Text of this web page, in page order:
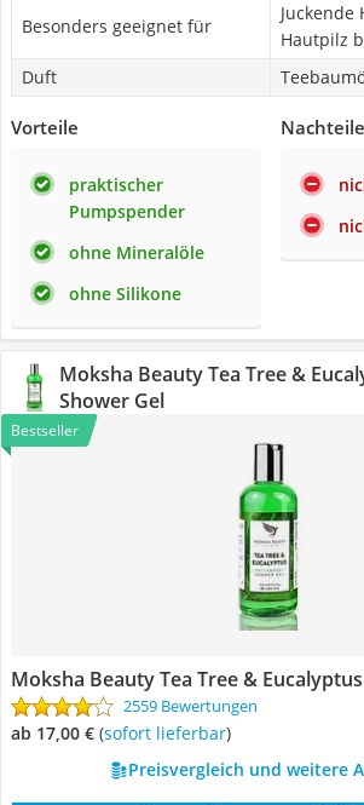
Besonders geeignet für
Juckende
Hautpilz
Duft
Vorteile
praktischer
Pumpspender
ohne Mineralöle
ohne Silikone
Nachteile
Moksha Beauty Tea Tree &
Shower Gel
Bestseller
Moksha Beauty Tea Tree &
2559 Bewertungen
ab 17,00 € ( Sofort lieferbar)
Preisvergleich und weitere